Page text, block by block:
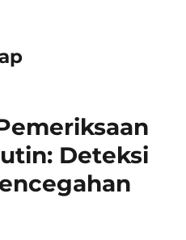
Deteksi